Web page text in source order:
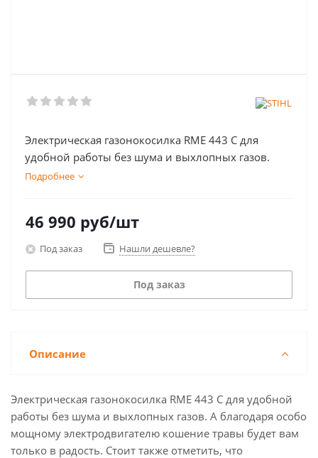
Электрическая газонокосилка RME 443 C для
удобной работы без шума и выхлопных газов.
Подробнее
46 990 руб/шт
Под заказ Нашли дешевле?
Под заказ
Описание
Электрическая газонокосилка RME 443 C для удобной
работы без шума и выхлопных газов. А благодаря особо
мощному электродвигателю кошение травы будет вам
только в радость. Стоит также отметить, что